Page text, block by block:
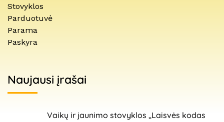
Stovyklos
Parduotuvė
Parama
Paskyra
Naujausi įrašai
Vaikų ir jaunimo stovyklos „Laisvės kodas